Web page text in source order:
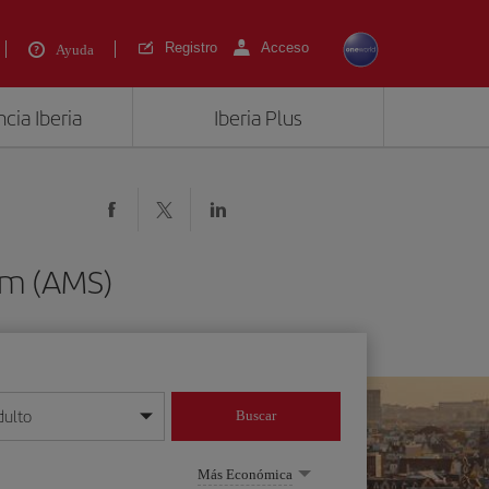
Ayuda Registro Acceso
Iberia Iberia Plus
(AMS)
mes/año
Buscar
Más Económica